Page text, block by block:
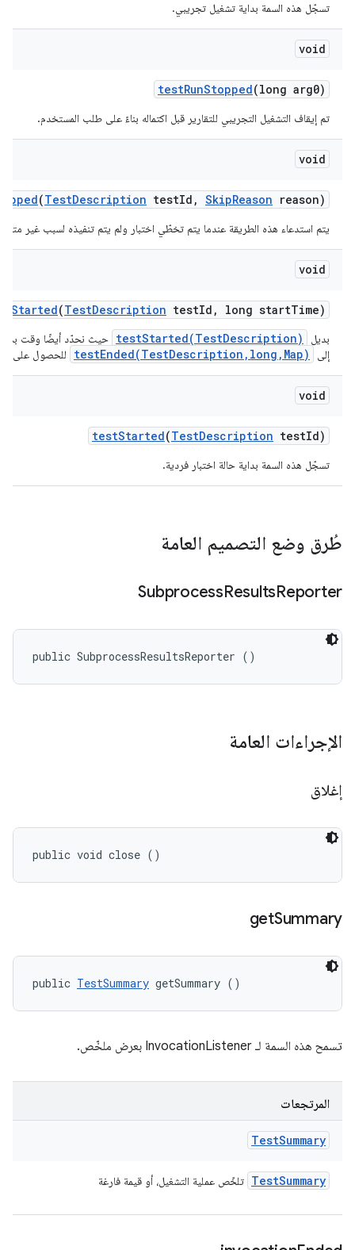
تسجّل هذه السمة بداية تشغيل تجريبي.
void
testRunStopped(long arg0)
تم إيقاف التشغيل التجريبي للتقارير قبل اكتماله بناءً على طلب المستخدم.
void
(TestDescription testId , SkipReason reason)
يتم استدعاء هذه الطريقة عندما يتم تخطّي اختبار ولم يتم تنفيذه لسبب غير
void
Started(TestDescription testId , long startTime)
بديل testStarted(TestDescription) حيث نحدّد أيضًا وقت بدء
إلى
testEnded(TestDescription,long,Map) للحصول على
void
testStarted(TestDescription testId)
تسجّل هذه السمة بداية حالة اختبار فردية.
طُرق وضع التصميم العامة
SubprocessResultsReporter
public SubprocessResultsReporter ()
الإجراءات العامة
إغلاق
public void close ()
getSummary
public TestSummary getSummary ()
تسمح هذه السمة لـ InvocationListener بعرض ملخّص.
المرتجعات
TestSummary
TestSummary تلخّص عملية التشغيل، أو قيمة فارغة